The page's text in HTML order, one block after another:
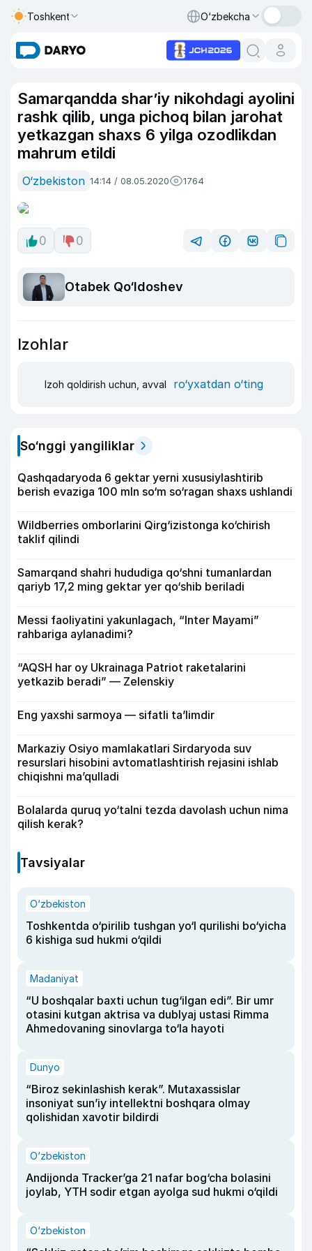
Toshkent O‘zbekcha
Samarqandda shar’iy nikohdagi ayolini
rashk qilib, unga pichoq bilan jarohat
yetkazgan shaxs 6 yilga ozodlikdan
mahrum etildi
O‘zbekiston 14:14 / 08.05.2020 1764
0 0
Otabek Qo‘ldoshev
Izohlar
Izoh qoldirish uchun, avval ro‘yxatdan o‘ting
So‘nggi yangiliklar
Qashqadaryoda 6 gektar yerni xususiylashtirib
berish evaziga 100 mln so‘m so‘ragan shaxs ushlandi
Wildberries omborlarini Qirg‘izistonga ko‘chirish
taklif qilindi
Samarqand shahri hududiga qo‘shni tumanlardan
qariyb 17,2 ming gektar yer qo‘shib beriladi
Messi faoliyatini yakunlagach, “Inter Mayami”
rahbariga aylanadimi?
“AQSH har oy Ukrainaga Patriot raketalarini
yetkazib beradi” — Zelenskiy
Eng yaxshi sarmoya — sifatli ta’limdir
Markaziy Osiyo mamlakatlari Sirdaryoda suv
resurslari hisobini avtomatlashtirish rejasini ishlab
chiqishni ma’qulladi
Bolalarda quruq yo‘talni tezda davolash uchun nima
qilish kerak?
Tavsiyalar
O‘zbekiston
Toshkentda o‘pirilib tushgan yo‘l qurilishi bo‘yicha
6 kishiga sud hukmi o‘qildi
Madaniyat
“U boshqalar baxti uchun tug‘ilgan edi”. Bir umr
otasini kutgan aktrisa va dublyaj ustasi Rimma
Ahmedovaning sinovlarga to‘la hayoti
Dunyo
“Biroz sekinlashish kerak”. Mutaxassislar
insoniyat sun’iy intellektni boshqara olmay
qolishidan xavotir bildirdi
O‘zbekiston
Andijonda Tracker’ga 21 nafar bog‘cha bolasini
joylab, YTH sodir etgan ayolga sud hukmi o‘qildi
O‘zbekiston